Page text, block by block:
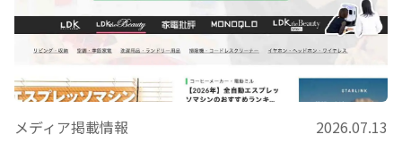
メディア掲載情報
2026.07.13